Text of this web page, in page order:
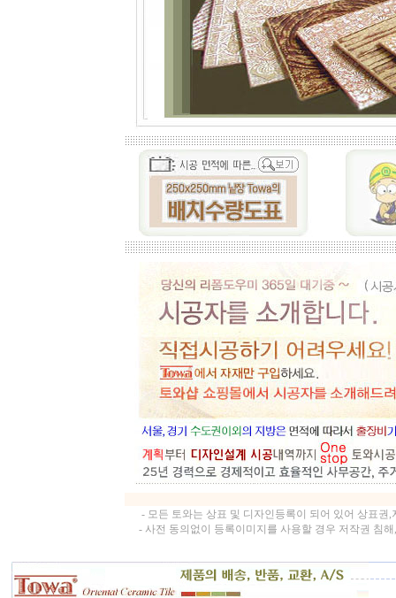
- 모든 토와는 상표 및 디자인등록이 되어 있어 상표
- 사전 동의없이 등록이미지를 사용할 경우 저작권 침